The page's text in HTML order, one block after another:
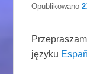
Opublikowano
języku